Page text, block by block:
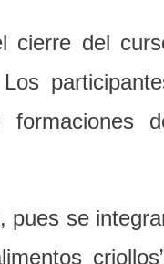
cierre del
pues se